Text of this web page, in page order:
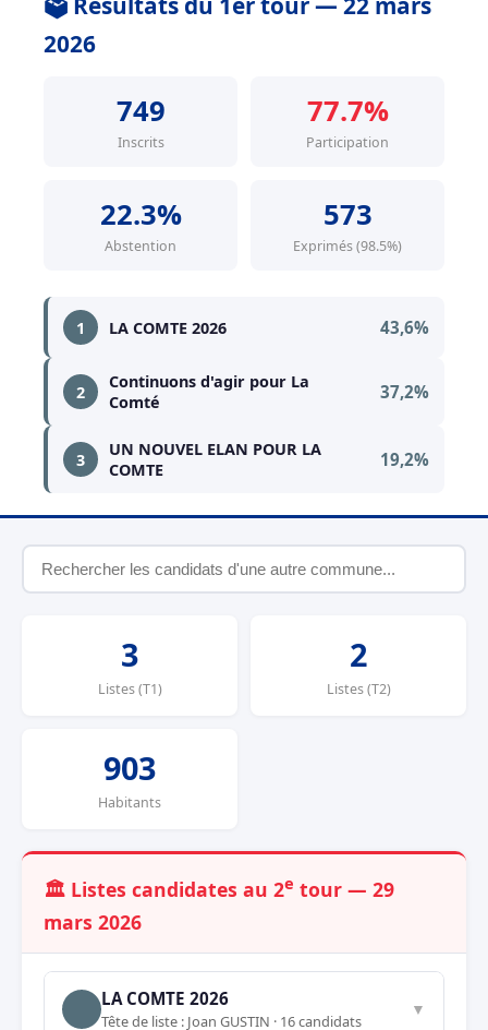
2026
749
Inscrits
77.7%
Participation
22.3%
Abstention
573
Exprimés (98.5%)
1 LA COMTE 2026 43,6%
2
Continuons d'agir pour La
Comté
37,2%
3
UN NOUVEL ELAN POUR LA
COMTE
19,2%
3
Listes (T1)
2
Listes (T2)
903
Habitants
🏛️ Listes candidates au 2e tour — 29
mars 2026
LA COMTE 2026
Tête de liste : Joan GUSTIN · 16 candidats
▼